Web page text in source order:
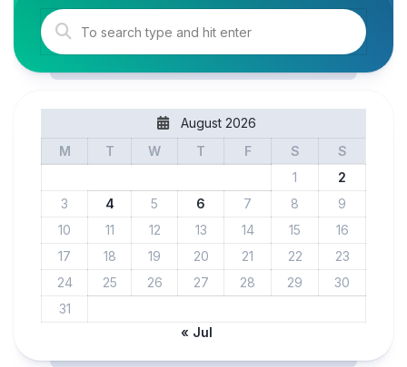
August 2026
M
T W T F S
S
1
2
3
4 5 6 7 8
9
10
11 12 13 14 15
16
17
18 19 20 21 22
23
24
25 26 27 28 29
30
31
« Jul